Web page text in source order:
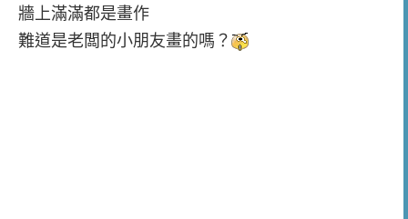
牆上滿滿都是畫作
難道是老闆的小朋友畫的嗎？